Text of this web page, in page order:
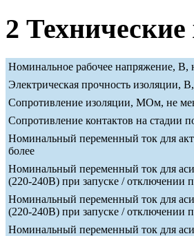
2
Номинальное рабочее напряжение, В,
Электрическая прочность изоляции,
Сопротивление изоляции, МОм, не
Сопротивление контактов на стадии
Номинальный переменный ток для
более
Номинальный переменный ток для
(220-240В) при запуске / отключении
Номинальный переменный ток для
(220-240В) при запуске / отключении
Номинальный переменный ток для